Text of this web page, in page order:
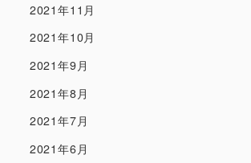
2021年11月
2021年10月
2021年9月
2021年8月
2021年7月
2021年6月